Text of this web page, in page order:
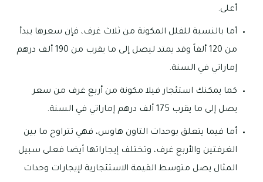
أعلى.
أما بالنسبة للفلل المكونة من ثلاث غرف، فإن سعرها يبدأ
من 120 ألفاً وقد يمتد ليصل إلى ما يقرب من 190 ألف درهم
إماراتي في السنة.
كما يمكنك استئجار فيلا مكونة من أربع غرف من سعر
يصل إلى ما يقرب 175 ألف درهم إماراتي في السنة.
أما فيما يتعلق بوحدات التاون هاوس، فهي تتراوح ما بين
الغرفتين والأربع غرف، وتختلف إيجاراتها أيضا فعلى سبيل
المثال يصل متوسط القيمة الاستئجارية لإيجارات وحدات